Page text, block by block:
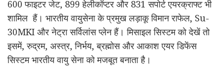
600 फाइटर जेट, 899 हेलीकॉप्टर और 831 सपोर्ट एयरक्राफ्ट भी
शामिल हैं। भारतीय वायुसेना के प्रमुख लड़ाकू विमान राफेल, Su-
30MKI और नेट्रा सर्विलांस प्लेन हैं। मिसाइल सिस्टम को देखें तो
इसमें, रुद्रम, अस्त्र, निर्भय, ब्रह्मोस और आकाश एयर डिफेंस
सिस्टम भारतीय वायु सेना को मजबूत बनाता है।